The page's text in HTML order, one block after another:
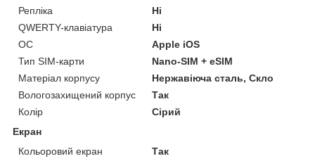
Репліка
Ні
QWERTY-клавіатура
Ні
ОС
Apple iOS
Тип SIM-карти
Nano-SIM + eSIM
Матеріал корпусу
Нержавіюча сталь, Скло
Вологозахищений корпус
Так
Колір
Сірий
Екран
Кольоровий екран
Так